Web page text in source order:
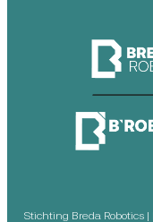
Stichting Breda Robotics |